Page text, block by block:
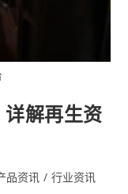
解再生资
品资讯 / 行业资讯